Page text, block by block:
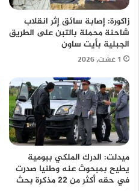
زاكورة: إصابة سائق إثر انقلاب
شاحنة محملة بالتبن على الطريق
الجبلية بأيت ساون
1 غشت، 2026
ميدلت: الدرك الملكي ببومية
يطيح بمبحوث عنه وطنيا صدرت
في حقه أكثر من 22 مذكرة بحث